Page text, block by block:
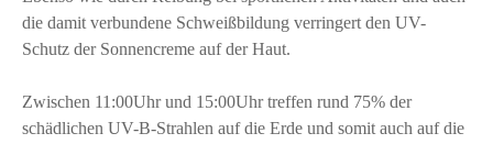
die damit verbundene Schweißbildung verringert den UV-
Schutz der Sonnencreme auf der Haut.
Zwischen 11:00Uhr und 15:00Uhr treffen rund 75% der
schädlichen UV-B-Strahlen auf die Erde und somit auch auf die